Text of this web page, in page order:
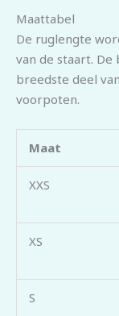
Maattabel
De ruglengte
van de staart.
breedste deel
voorpoten.
Maat
XXS
XS
S